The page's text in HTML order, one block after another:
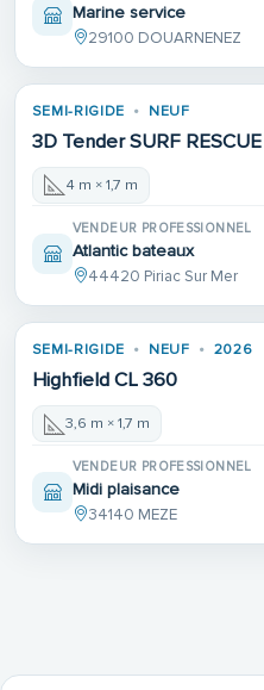
Marine service
29100 DOUARNENEZ
SEMI-RIGIDE NEUF
3D Tender SURF RESCUE
4 m × 1,7 m
VENDEUR PROFESSIONNEL
Atlantic bateaux
44420 Piriac Sur Mer
SEMI-RIGIDE NEUF 2026
Highfield CL 360
3,6 m × 1,7 m
VENDEUR PROFESSIONNEL
Midi plaisance
34140 MEZE